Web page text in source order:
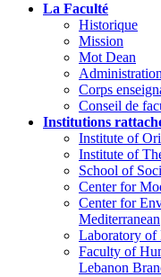
La Faculté
Historique
Mission
Mot Dean
Administration
Corps
Conseil de
Institutions
Institute of
Institute of
School of
Center for
Center for
Mediterranean
Laboratory of
Faculty of
Lebanon